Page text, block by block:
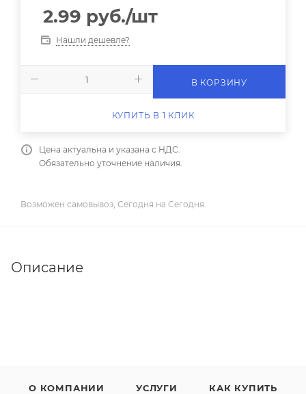
2.99 руб./шт
Нашли дешевле?
В КОРЗИНУ
КУПИТЬ В 1 КЛИК
Цена актуальна и указана с НДС.
Обязательно уточнение наличия.
Возможен самовывоз, Сегодня на Сегодня.
Описание
О КОМПАНИИ УСЛУГИ КАК КУПИТЬ